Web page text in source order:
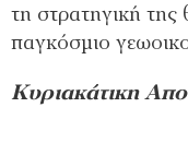
τη στρατηγική
παγκόσµιο
Kυριακάτικη